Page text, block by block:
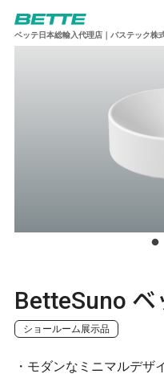
ベッテ日本総輸入代理店｜バステック株
BetteSuno ベ
ショールーム展示品
・モダンなミニマルデザ